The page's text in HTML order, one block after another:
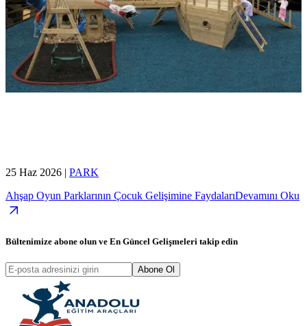
25 Haz 2026 | PARK
Ahşap Oyun Parklarının Çocuk Gelişimine FaydalarıDevamını Oku
Bültenimize abone olun ve En Güncel Gelişmeleri takip edin
Abone Ol